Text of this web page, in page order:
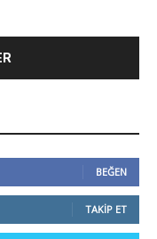
BEĞEN
TAKIP ET